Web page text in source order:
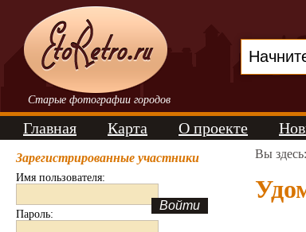
Старые фотографии городов
Главная Карта О проекте
Зарегистрированные участники
Имя пользователя:
Пароль:
Вы здесь: